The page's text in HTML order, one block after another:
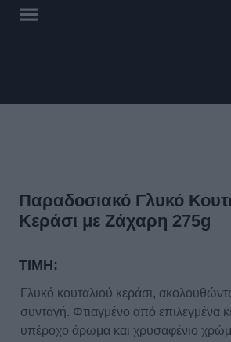
Παραδοσιακό Γλυκό
Κεράσι με Ζάχαρη 275g
ΤΙΜΗ:
Γλυκό κουταλιού κεράσι,
συνταγή. Φτιαγμένο από επιλεγμένα
υπέροχο άρωμα και χρυσαφένιο